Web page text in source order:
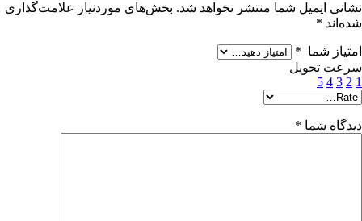
نشانی ایمیل شما منتشر نخواهد شد. بخش‌های موردنیاز علامت‌گذاری
شده‌اند *
امتیاز شما *
سرعت تحویل
1
2
3
4
5
دیدگاه شما *